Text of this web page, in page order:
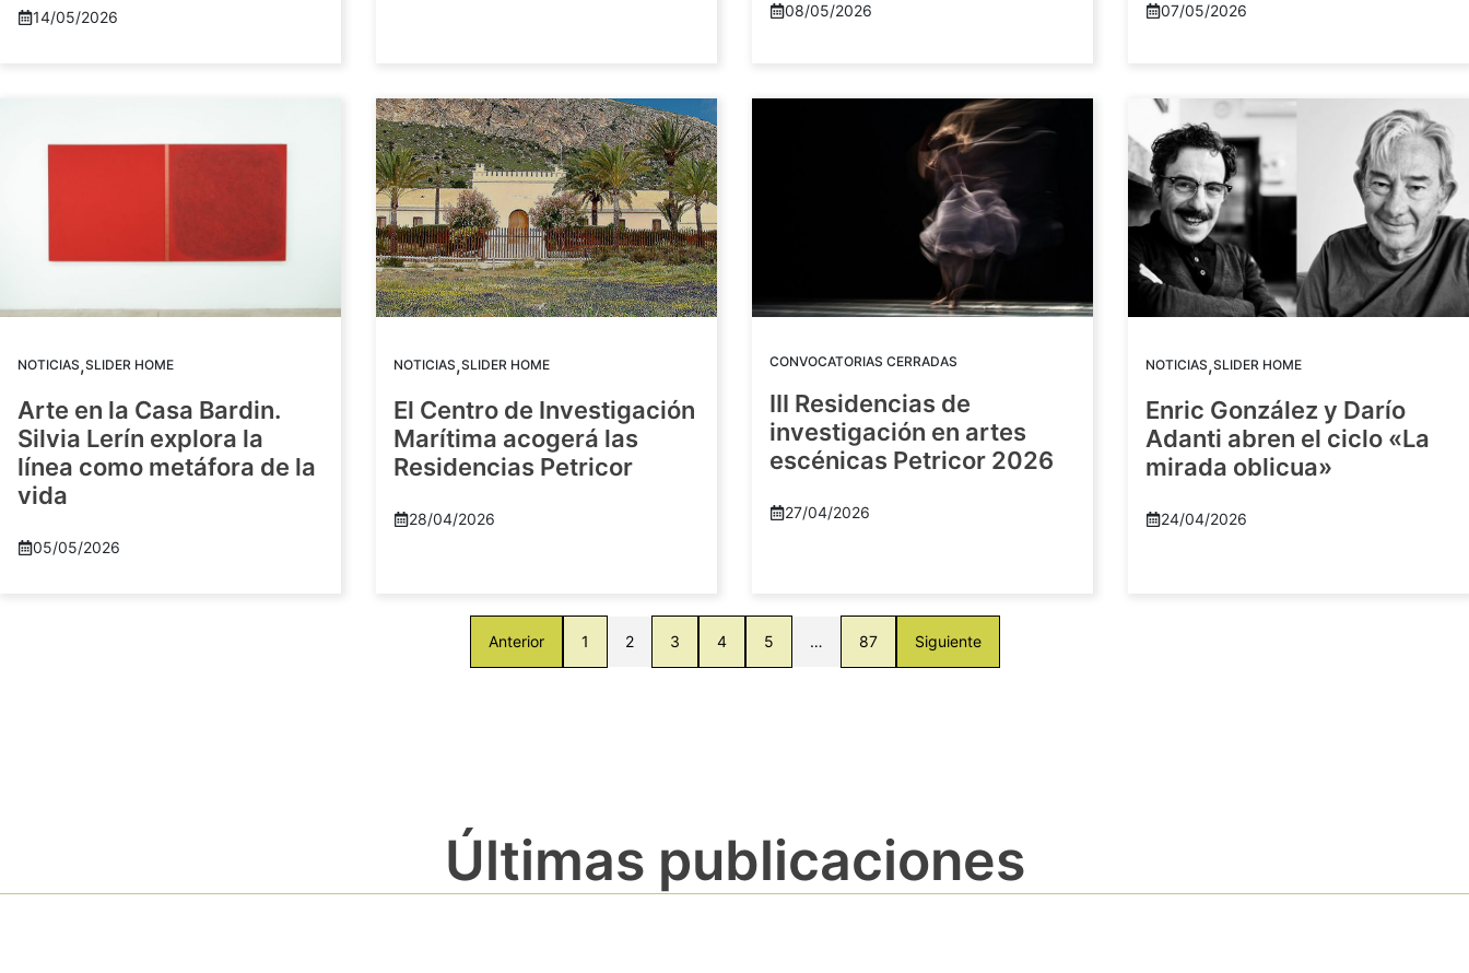
14/05/2026 08/05/2026 07/05/2026
NOTICIAS,SLIDER HOME
Arte en la Casa Bardin.
Silvia Lerín explora la
línea como metáfora de la
vida
05/05/2026
NOTICIAS,SLIDER HOME
El Centro de Investigación
Marítima acogerá las
Residencias Petricor
28/04/2026
CONVOCATORIAS CERRADAS
III Residencias de
investigación en artes
escénicas Petricor 2026
27/04/2026
NOTICIAS,SLIDER HOME
Enric González y Darío
Adanti abren el ciclo «La
mirada oblicua»
24/04/2026
Anterior 1 2 3 4 5 … 87 Siguiente
Últimas publicaciones